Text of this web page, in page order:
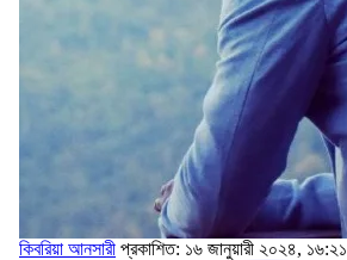
কিবরিয়া আনসারী প্রকাশিত: ১৬ জানুয়ারী ২০২৪, ১৬:২১